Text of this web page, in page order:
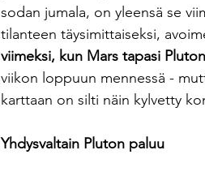
sodan jumala, on yleensä se
tilanteen täysimittaiseksi,
viimeksi, kun Mars tapasi Pluton
viikon loppuun mennessä -
karttaan on silti näin kylvetty
Yhdysvaltain Pluton paluu